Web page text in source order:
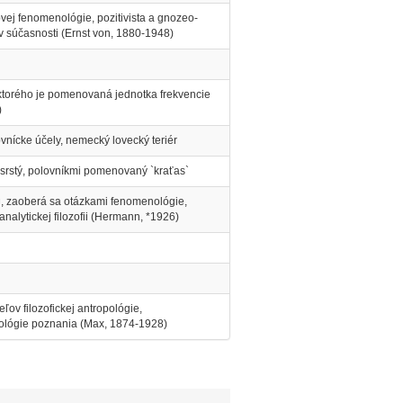
fenomenológie, pozitivista a gnozeo-
súčasnosti (Ernst von, 1880-1948)
je pomenovaná jednotka frekvencie
účely, nemecký lovecký teriér
polovníkmi pomenovaný `kraťas`
zaoberá sa otázkami fenomenológie,
filozofii (Hermann, *1926)
filozofickej antropológie,
poznania (Max, 1874-1928)